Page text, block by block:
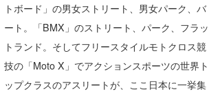
トボード」の男女ストリート、男女パーク、バ
ート。「BMX」のストリート、パーク、フラッ
トランド。そしてフリースタイルモトクロス競
技の「Moto X」でアクションスポーツの世界ト
ップクラスのアスリートが、ここ日本に一挙集
mitsuteru Kamio
Yasunari Inoue
Yoshiyuki Obata
SURFMEDIA
Colors MAGAZINE
WAVAL
波伝説アンバサダー/プロライダー
福島寿実子
中浦“JET”章
波伝説スタッフ
☆加藤
波伝説